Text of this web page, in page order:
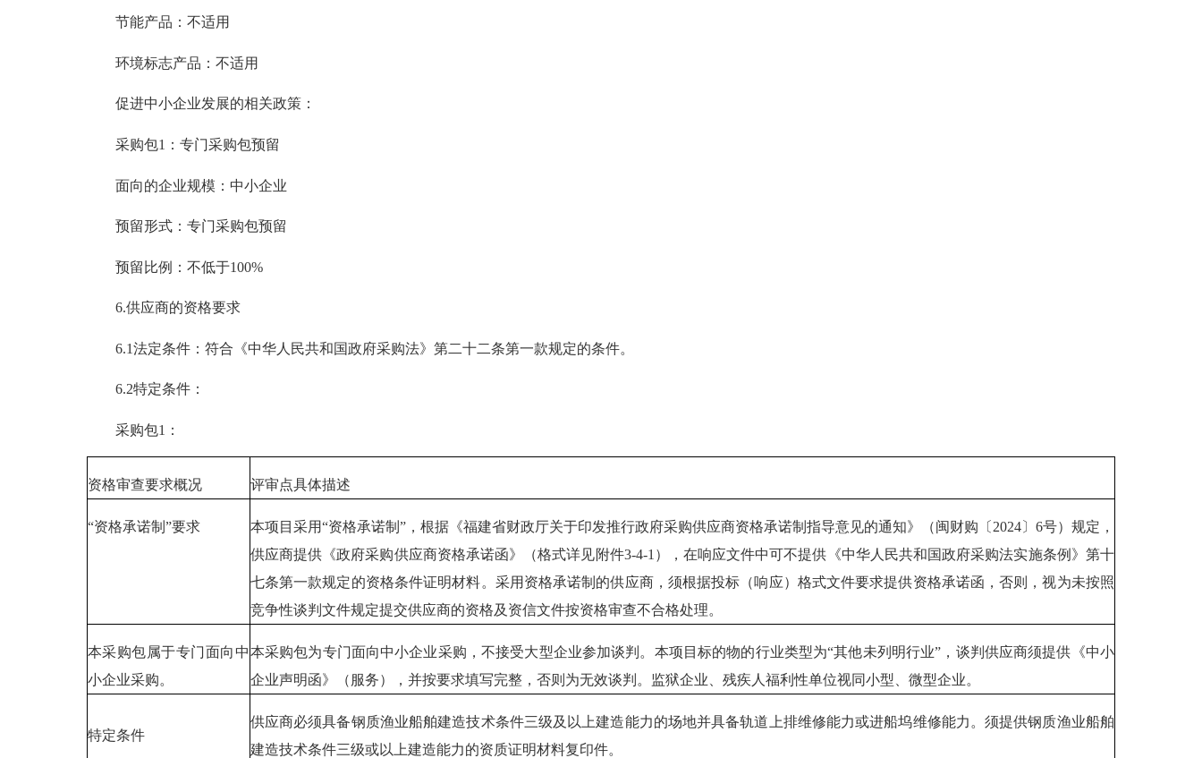
节能产品：不适用
环境标志产品：不适用
促进中小企业发展的相关政策：
采购包1：专门采购包预留
面向的企业规模：中小企业
预留形式：专门采购包预留
预留比例：不低于100%
6.供应商的资格要求
6.1法定条件：符合《中华人民共和国政府采购法》第二十二条第一款规定的条件。
6.2特定条件：
采购包1：
资格审查要求概况 评审点具体描述
“资格承诺制”要求
本项目采用“资格承诺制”，根据《福建省财政厅关于印发推行政府采购供应商资格承诺制指导意见的通知》（闽财购〔2024〕6号）规定，
供应商提供《政府采购供应商资格承诺函》（格式详见附件3-4-1），在响应文件中可不提供《中华人民共和国政府采购法实施条例》第十
七条第一款规定的资格条件证明材料。采用资格承诺制的供应商，须根据投标（响应）格式文件要求提供资格承诺函，否则，视为未按照
竞争性谈判文件规定提交供应商的资格及资信文件按资格审查不合格处理。
本采购包属于专门面向中
小企业采购。
本采购包为专门面向中小企业采购，不接受大型企业参加谈判。本项目标的物的行业类型为“其他未列明行业”，谈判供应商须提供《中小
企业声明函》（服务），并按要求填写完整，否则为无效谈判。监狱企业、残疾人福利性单位视同小型、微型企业。
特定条件
供应商必须具备钢质渔业船舶建造技术条件三级及以上建造能力的场地并具备轨道上排维修能力或进船坞维修能力。须提供钢质渔业船舶
建造技术条件三级或以上建造能力的资质证明材料复印件。